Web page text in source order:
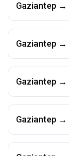
Gaziantep →
Gaziantep →
Gaziantep →
Gaziantep →